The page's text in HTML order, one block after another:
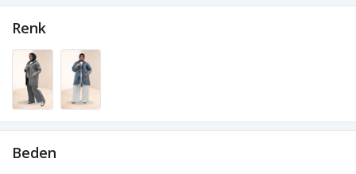
Renk
Beden